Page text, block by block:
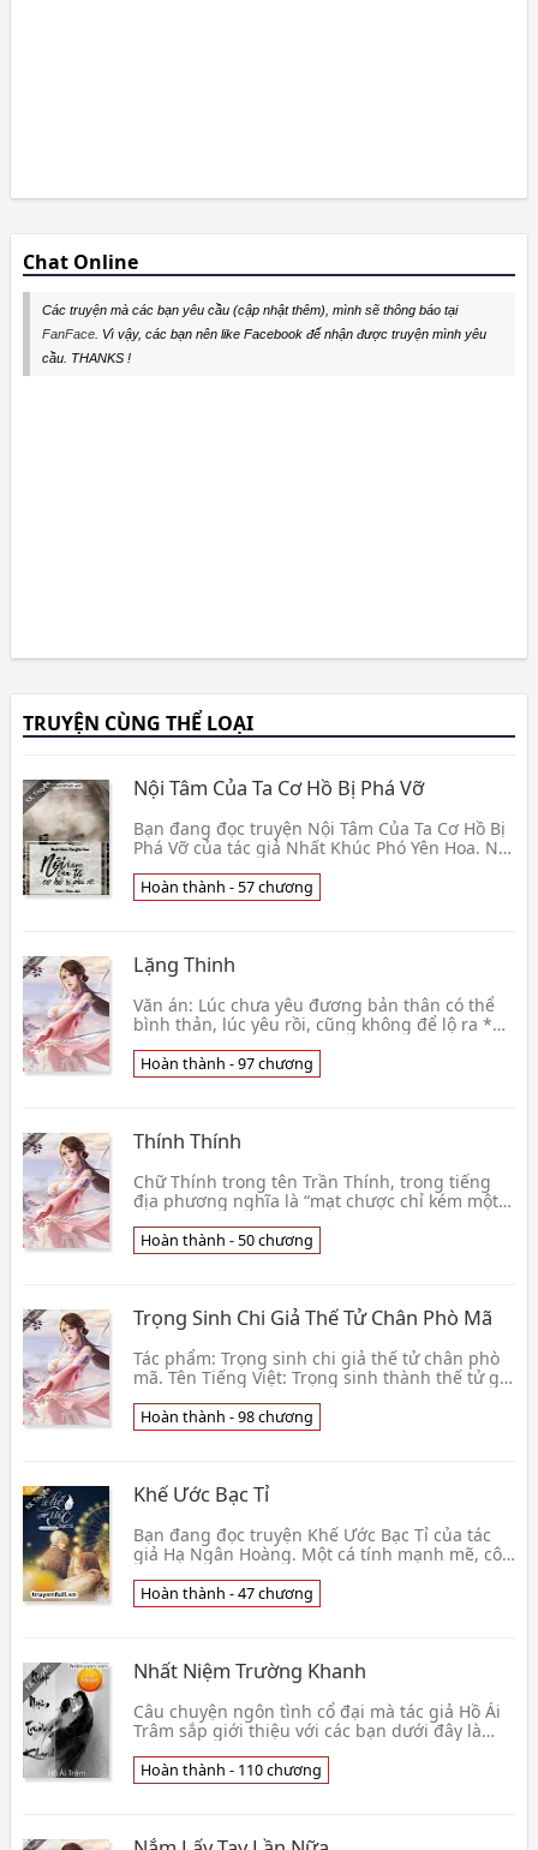
Chat Online
Các truyện mà các bạn yêu cầu (cập nhật thêm), mình sẽ thông báo tại
FanFace. Vì vậy, các bạn nên like Facebook để nhận được truyện mình yêu
cầu. THANKS !
TRUYỆN CÙNG THỂ LOẠI
Nội Tâm Của Ta Cơ Hồ Bị Phá Vỡ
Bạn đang đọc truyện Nội Tâm Của Ta Cơ Hồ Bị
Phá Vỡ của tác giả Nhất Khúc Phó Yên Hoa. Nội
vào một 👦 Nhất Khúc Phó Yên Hoa
Hoàn thành - 57 chương
Lặng Thinh
Văn án: Lúc chưa yêu đương bản thân có thể
bình thản, lúc yêu rồi, cũng không để lộ ra *
Những 👦 A Nguyễn Hữu Tửu
Hoàn thành - 97 chương
Thính Thính
Chữ Thính trong tên Trần Thính, trong tiếng
địa phương nghĩa là “mạt chược chỉ kém một
dường như c👦 Lộng Thanh Phong
Hoàn thành - 50 chương
Trọng Sinh Chi Giả Thế Tử Chân Phò Mã
Tác phẩm: Trọng sinh chi giả thế tử chân phò
mã. Tên Tiếng Việt: Trọng sinh thành thế tử giả
tr👦 Phù Hiên Vân Vọng
Hoàn thành - 98 chương
Khế Ước Bạc Tỉ
Bạn đang đọc truyện Khế Ước Bạc Tỉ của tác
giả Hạ Ngân Hoàng. Một cá tính mạnh mẽ, cô
cao khi👦 Hạ Ngân Hoàng
Hoàn thành - 47 chương
Nhất Niệm Trường Khanh
Câu chuyện ngôn tình cổ đại mà tác giả Hồ Ái
Trâm sắp giới thiệu với các bạn dưới đây là
người p👦 Hồ Ái Trâm
Hoàn thành - 110 chương